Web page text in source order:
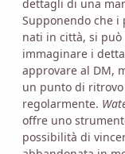
dettagli di una
Supponendo che
nati in città, si
immaginare i
approvare al DM,
un punto di
regolarmente.
offre uno
possibilità di